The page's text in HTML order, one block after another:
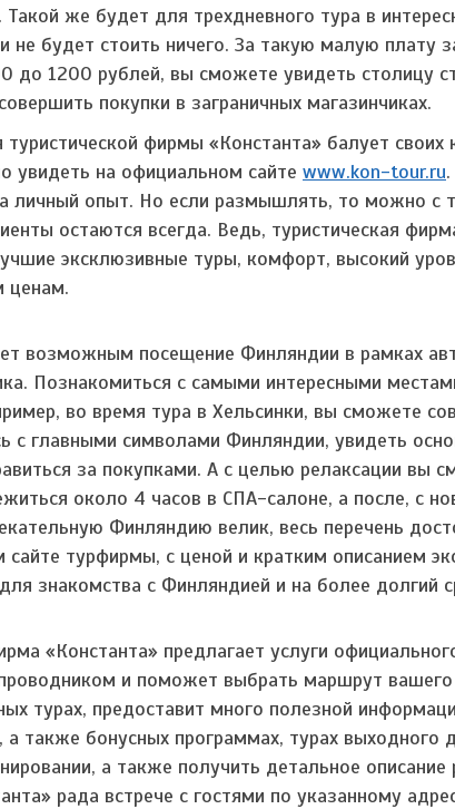
же будет для трехдневного тура в
не будет стоить ничего. За такую малую плату
до 1200 рублей, вы сможете увидеть столицу
покупки в заграничных магазинчиках.
фирмы «Константа» балует своих
увидеть на официальном сайте www.kon-tour.ru
личный опыт. Но если размышлять, то можно с
остаются всегда. Ведь, туристическая
эксклюзивные туры, комфорт, высокий
ценам.
возможным посещение Финляндии в рамках
Познакомиться с самыми интересными
во время тура в Хельсинки, вы сможете
с главными символами Финляндии, увидеть
за покупками. А с целью релаксации вы
около 4 часов в СПА-салоне, а после, с
Финляндию велик, весь перечень
турфирмы, с ценой и кратким описанием
знакомства с Финляндией и на более долгий
«Константа» предлагает услуги
и поможет выбрать маршрут вашего
турах, предоставит много полезной
также бонусных программах, турах выходного
а также получить детальное описание
рада встрече с гостями по указанному